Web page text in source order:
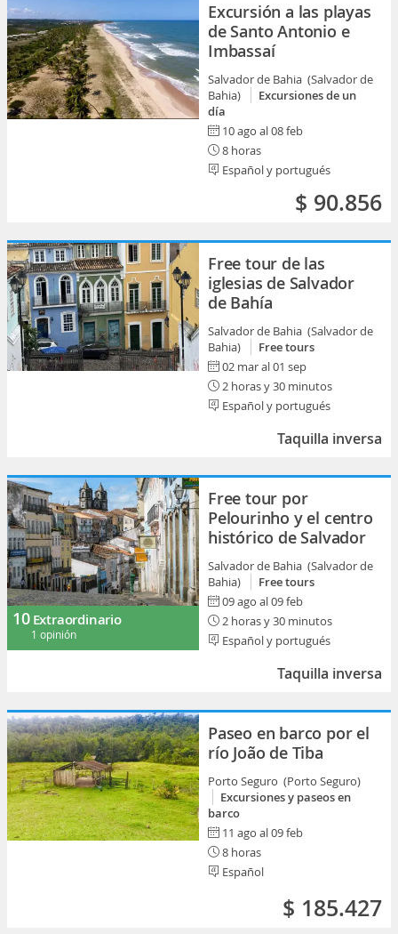
Excursión a las playas
de Santo Antonio e
Imbassaí
Salvador de Bahia (Salvador de
Bahia)
Excursiones de un
día
10 ago al 08 feb
8 horas
Español y portugués
$ 90.856
Free tour de las
iglesias de Salvador
de Bahía
Salvador de Bahia (Salvador de
Bahia)
Free tours
02 mar al 01 sep
2 horas y 30 minutos
Español y portugués
Taquilla inversa
10 Extraordinario
1 opinión
Free tour por
Pelourinho y el centro
histórico de Salvador
Salvador de Bahia (Salvador de
Bahia)
Free tours
09 ago al 09 feb
2 horas y 30 minutos
Español y portugués
Taquilla inversa
Paseo en barco por el
río João de Tiba
Porto Seguro (Porto Seguro)
Excursiones y paseos en
barco
11 ago al 09 feb
8 horas
Español
$ 185.427